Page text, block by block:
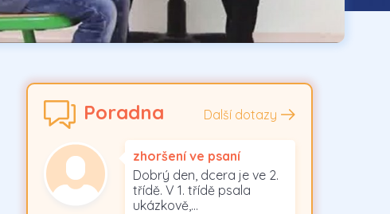
Poradna Další dotazy
zhoršení ve psaní
Dobrý den, dcera je ve 2.
třídě. V 1. třídě psala
ukázkově,…